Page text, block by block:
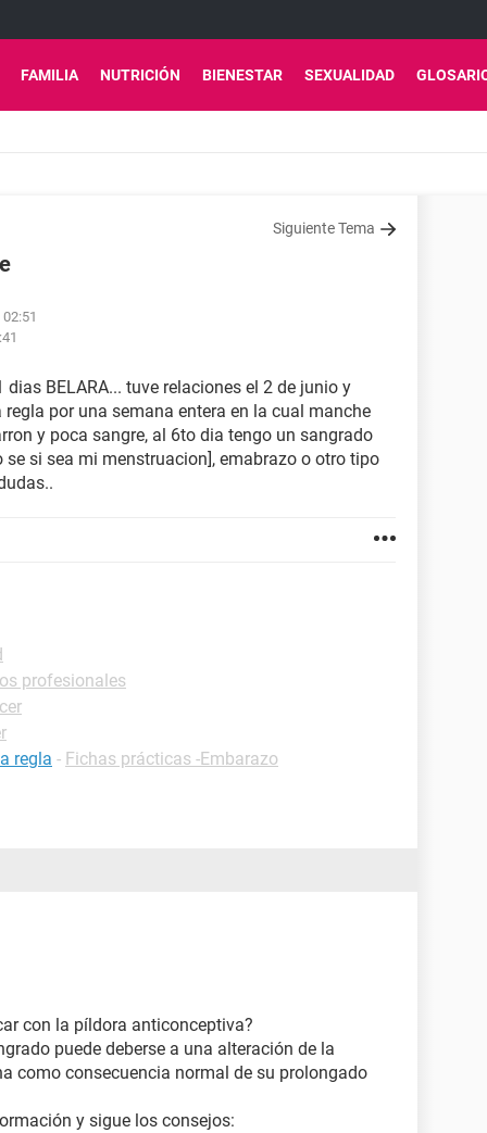
FAMILIA NUTRICIÓN BIENESTAR SEXUALIDAD
Siguiente Tema
BELARA... tuve relaciones el 2 de junio y
por una semana entera en la cual manche
y poca sangre, al 6to dia tengo un sangrado
si sea mi menstruacion], emabrazo o otro tipo
profesionales
regla - Fichas prácticas -Embarazo
con la píldora anticonceptiva?
puede deberse a una alteración de la
como consecuencia normal de su prolongado
y sigue los consejos: